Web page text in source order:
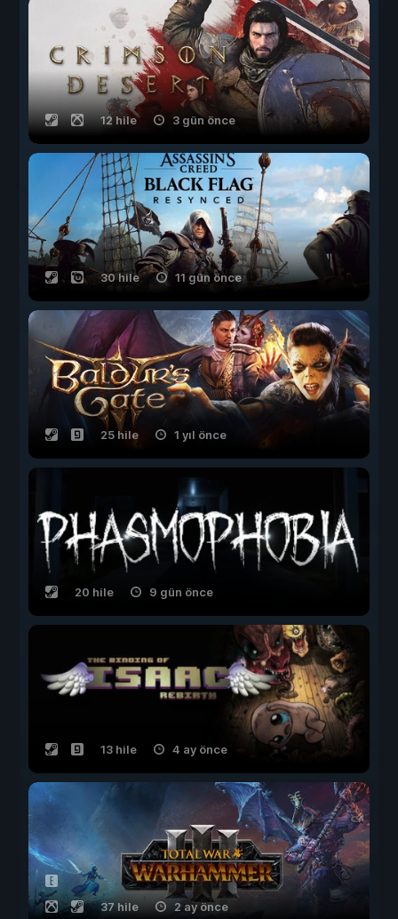
12 hile 3 gün önce
30 hile 11 gün önce
25 hile 1 yıl önce
20 hile 9 gün önce
13 hile 4 ay önce
37 hile 2 ay önce